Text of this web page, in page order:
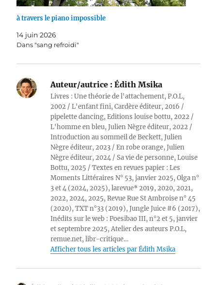
à travers le piano impossible
14 juin 2026
Dans "sang refroidi"
Auteur/autrice : Édith Msika
Livres : Une théorie de l'attachement, P.O.L,
2002 / L'enfant fini, Cardère éditeur, 2016 /
pipelette dancing, Editions louise bottu, 2022 /
L'homme en bleu, Julien Nègre éditeur, 2022 /
Introduction au sommeil de Beckett, Julien
Nègre éditeur, 2023 / En robe orange, Julien
Nègre éditeur, 2024 / Sa vie de personne, Louise
Bottu, 2025 / Textes en revues papier : Les
Moments Littéraires N° 53, janvier 2025, Olga n°
3 et 4 (2024, 2025), larevue* 2019, 2020, 2021,
2022, 2024, 2025, Revue Rue St Ambroise n° 45
(2020), TXT n°33 (2019), Jungle Juice #6 (2017),
Inédits sur le web : Poesibao III, n°2 et 5, janvier
et septembre 2025, Atelier des auteurs P.O.L,
remue.net, libr-critique…
Afficher tous les articles par Édith Msika